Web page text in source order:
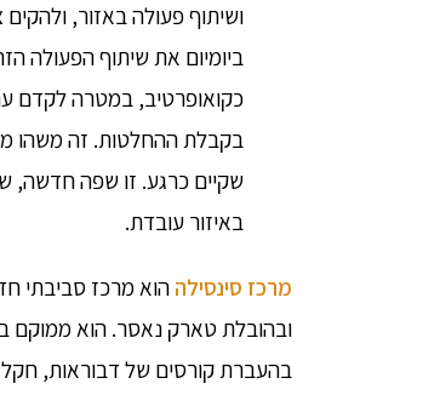
ושיתוף פעולה באזור, ולהקים
ביומיום את שיתוף הפעולה
כקואופרטיב, במטרה לקדם
בקבלת ההחלטות. זה משהו
שקיים כרגע. זו שפה חדשה,
באיזור עובדת.
מרכז סינסילה הוא מרכז סביבתי
ובהובלת טארק נאסר. הוא ממוקם
בהעברת קורסים של דבוראות,